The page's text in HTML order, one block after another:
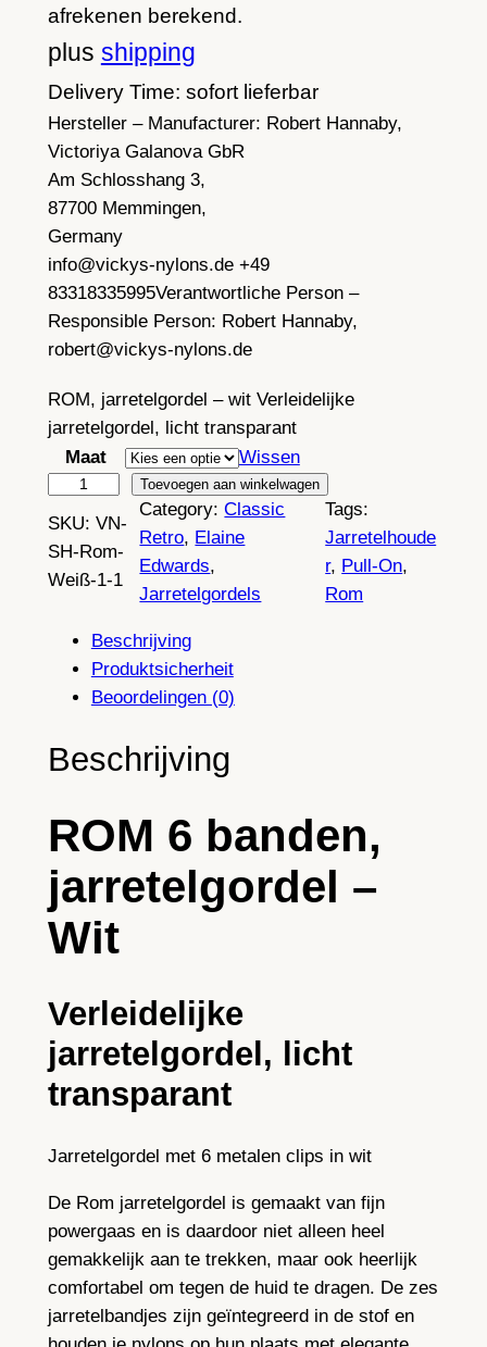
afrekenen berekend.
plus shipping
Delivery Time: sofort lieferbar
Hersteller – Manufacturer: Robert Hannaby,
Victoriya Galanova GbR
Am Schlosshang 3,
87700 Memmingen,
Germany
info@vickys-nylons.de +49
83318335995Verantwortliche Person –
Responsible Person: Robert Hannaby,
robert@vickys-nylons.de
ROM, jarretelgordel – wit Verleidelijke
jarretelgordel, licht transparant
Maat
Wissen
O
M
,
n
r
i
e
m
e
w
i
t
a
n
t
l
Toevoegen aan winkelwagen
SKU: VN-
SH-Rom-
Weiß-1-1
Category:Classic
Retro, Elaine
Edwards
Jarretelgordels
Tags:
Jarretelhoude
r, Pull-On
Rom
Beschrijving
Produktsicherheit
Beoordelingen (0)
Beschrijving
ROM 6 banden,
jarretelgordel –
Wit
Verleidelijke
jarretelgordel, licht
transparant
Jarretelgordel met 6 metalen clips in wit
De Rom jarretelgordel is gemaakt van fijn
powergaas en is daardoor niet alleen heel
gemakkelijk aan te trekken, maar ook heerlijk
comfortabel om tegen de huid te dragen. De zes
jarretelbandjes zijn geïntegreerd in de stof en